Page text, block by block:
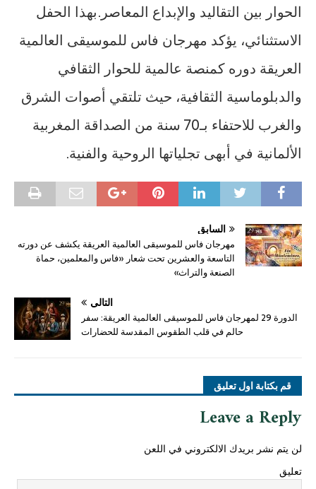
الحوار بين التقاليد والإبداع المعاصر.بهذا الحفل
الاستثنائي، يؤكد مهرجان فاس للموسيقى العالمية
العريقة دوره كمنصة عالمية للحوار الثقافي
والدبلوماسية الثقافية، حيث تلتقي أصوات الشرق
والغرب للاحتفاء بـ70 سنة من الصداقة المغربية
الألمانية في أبهى تجلياتها الروحية والفنية.
السابق
مهرجان فاس للموسيقى العالمية العريقة يكشف عن دورته
التاسعة والعشرين تحت شعار «فاس والمعلمين، حماة
الصنعة والتراث»
التالي
الدورة 29 لمهرجان فاس للموسيقى العالمية العريقة: سفر
حالم في قلب الطقوس المقدسة للحضارات
قم بكتابة اول تعليق
Leave a Reply
لن يتم نشر بريدك الالكتروني في اللعن
تعليق